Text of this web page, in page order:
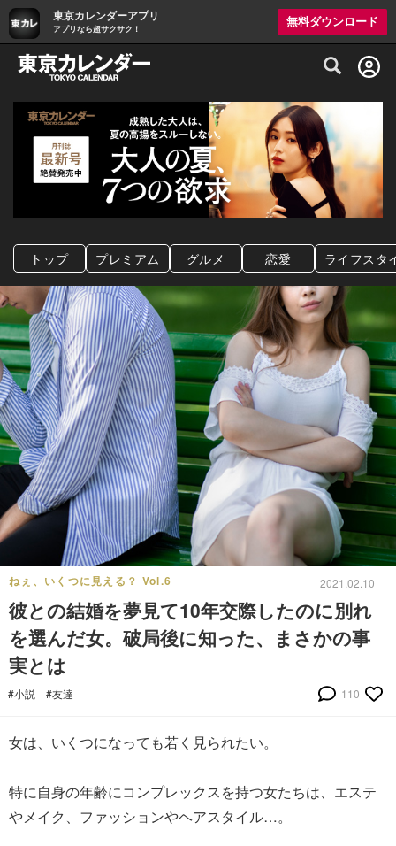
東京カレンダーアプリ
アプリなら超サクサク！
無料ダウンロード
グルメ情報・プレミアムレストラン予約
トップ プレミアム グルメ 恋愛 ライフスタ
ねぇ、いくつに見える？ Vol.6 2021.02.10
彼との結婚を夢見て10年交際したのに別れ
を選んだ女。破局後に知った、まさかの事
実とは
#小説 #友達 110
女は、いくつになっても若く見られたい。
特に自身の年齢にコンプレックスを持つ女たちは、エステ
やメイク、ファッションやヘアスタイル…。